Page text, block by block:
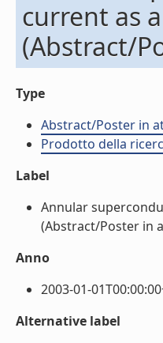
current as
(Abstract/
Type
Abstract/Poster in
Prodotto della
Label
Annular
(Abstract/Poster in
Anno
2003-01-
Alternative label